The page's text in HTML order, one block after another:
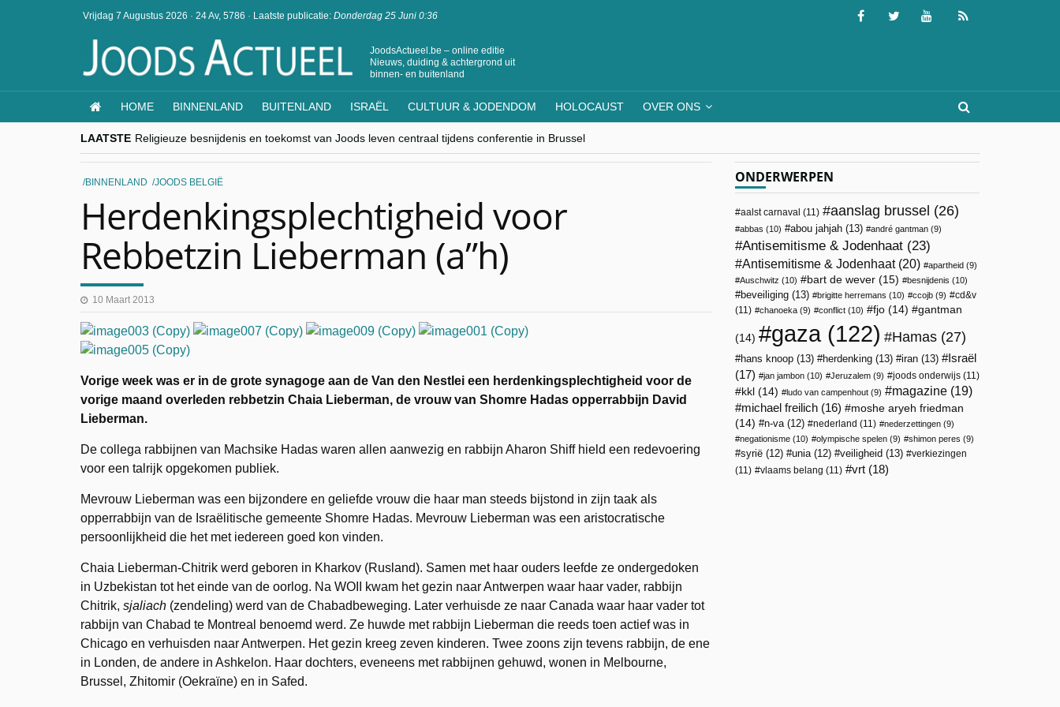
Vrijdag 7 Augustus 2026 · 24 Av, 5786 · Laatste publicatie: Donderdag 25 Juni 0:36
JoodsActueel.be – online editie
Nieuws, duiding & achtergrond uit
binnen- en buitenland
HOME BINNENLAND BUITENLAND ISRAËL CULTUUR & JODENDOM HOLOCAUST OVER ONS
LAATSTE Religieuze besnijdenis en toekomst van Joods leven centraal tijdens conferentie in Brussel
“Besnijdenisdebat toont hoe moeilijk seculiere Westen minderheden begrijpt”, Jinnih Beels (Vooruit)
CITYTRIP | ROEMENIË – Boekarest: de verrassing van Oost-Europa
“Vandaag zit elke Jood in België op de beklaagdenbank”
BINNENLAND JOODS BELGIË
Herdenkingsplechtigheid voor
Rebbetzin Lieberman (a”h)
10 Maart 2013
Vorige week was er in de grote synagoge aan de Van den Nestlei een herdenkingsplechtigheid voor de
vorige maand overleden rebbetzin Chaia Lieberman, de vrouw van Shomre Hadas opperrabbijn David
Lieberman.
De collega rabbijnen van Machsike Hadas waren allen aanwezig en rabbijn Aharon Shiff hield een redevoering
voor een talrijk opgekomen publiek.
Mevrouw Lieberman was een bijzondere en geliefde vrouw die haar man steeds bijstond in zijn taak als
opperrabbijn van de Israëlitische gemeente Shomre Hadas. Mevrouw Lieberman was een aristocratische
persoonlijkheid die het met iedereen goed kon vinden.
Chaia Lieberman-Chitrik werd geboren in Kharkov (Rusland). Samen met haar ouders leefde ze ondergedoken
in Uzbekistan tot het einde van de oorlog. Na WOII kwam het gezin naar Antwerpen waar haar vader, rabbijn
Chitrik, sjaliach (zendeling) werd van de Chabadbeweging. Later verhuisde ze naar Canada waar haar vader tot
rabbijn van Chabad te Montreal benoemd werd. Ze huwde met rabbijn Lieberman die reeds toen actief was in
Chicago en verhuisden naar Antwerpen. Het gezin kreeg zeven kinderen. Twee zoons zijn tevens rabbijn, de ene
in Londen, de andere in Ashkelon. Haar dochters, eveneens met rabbijnen gehuwd, wonen in Melbourne,
Brussel, Zhitomir (Oekraïne) en in Safed.
ONDERWERPEN
aalst carnaval (11) aanslag brussel (26)
abbas (10) abou jahjah (13) andré gantman (9)
Antisemitisme & Jodenhaat (23)
Antisemitisme & Jodenhaat(20) apartheid (9)
Auschwitz (10) bart de wever (15) besnijdenis (10)
beveiliging (13) brigitte herremans (10) ccojb (9)
cd&v
(11)
chanoeka (9) conflict (10) fjo (14) gantman
(14) gaza(122) Hamas (27)
hans knoop (13) herdenking (13) iran (13)
Israël
(17)
jan jambon (10) Jeruzalem (9) joods onderwijs (11)
kkl (14) ludo van campenhout (9) magazine (19)
michael freilich (16)
moshe aryeh friedman
(14)
n-va(12) nederland (11) nederzettingen (9)
negationisme (10) olympische spelen (9) shimon peres (9)
syrië (12) unia(12) veiligheid (13)
verkiezingen
(11)
vlaams belang (11) vrt (18)